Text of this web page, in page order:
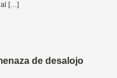
[…]
de desalojo